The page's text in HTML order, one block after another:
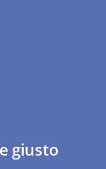
giusto